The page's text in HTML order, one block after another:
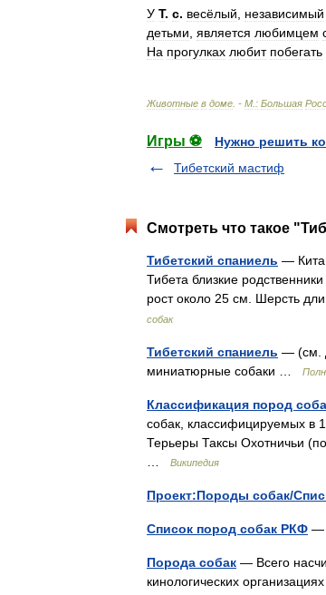
У Т. с. весёлый независимый
детьми является любимцем
На прогулках любит побегать
Животные в доме . - М : Большая
Игры ⚽
Нужно решить
Тибетский мастиф
Смотреть что такое
Тибетский спаниель —
Тибета близкие
рост около 25 см. Шерсть
собак
Тибетский спаниель — (см.
миниатюрные собаки …
Классификация пород
собак, классифицируемых в
Терьеры Таксы Охотничьи
Википедия
Проект:Породы собак/
Список пород собак РКФ
Порода собак — Всего
кинологических